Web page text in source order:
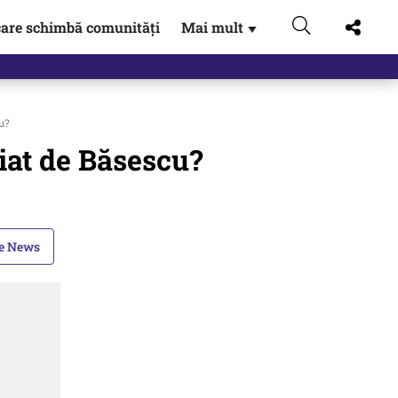
schimbă comunități Mai mult ▼
de Băsescu?
News